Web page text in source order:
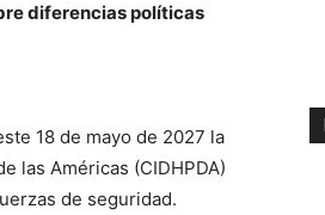
diferencias políticas
18 de mayo de 2027 la
las Américas (CIDHPDA)
de seguridad.